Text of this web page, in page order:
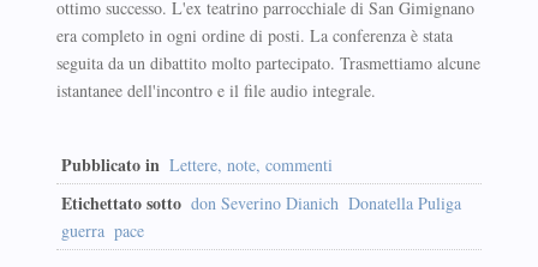
ottimo successo. L'ex teatrino parrocchiale di San Gimignano
era completo in ogni ordine di posti. La conferenza è stata
seguita da un dibattito molto partecipato. Trasmettiamo alcune
istantanee dell'incontro e il file audio integrale.
Pubblicato in Lettere, note, commenti
Etichettato sotto don Severino Dianich Donatella Puliga
guerra pace